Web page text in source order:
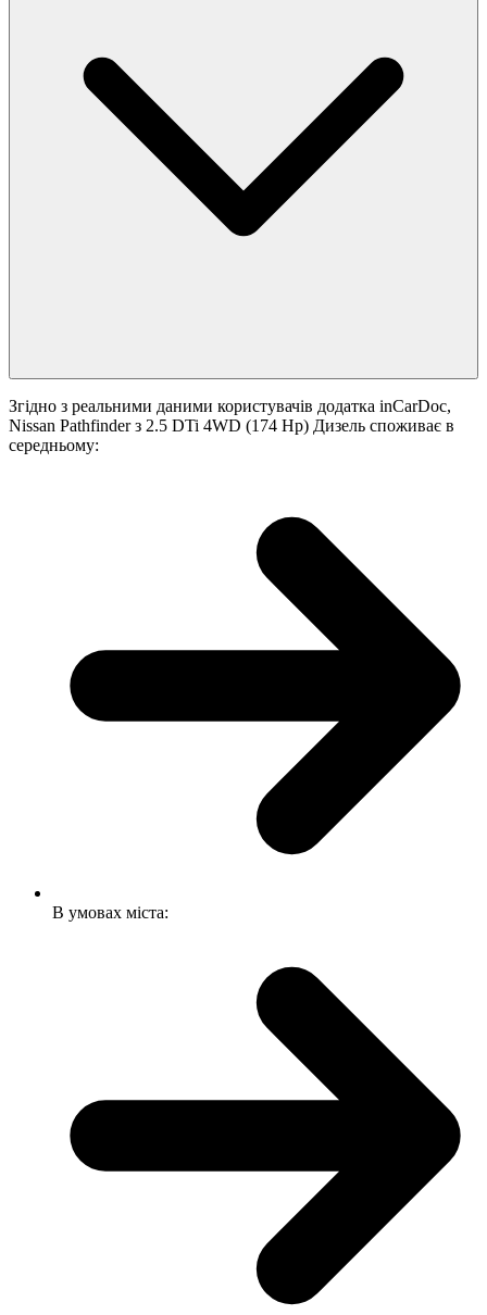
Згідно з реальними даними користувачів додатка inCarDoc,
Nissan Pathfinder з 2.5 DTi 4WD (174 Hp) Дизель споживає в
середньому:
В умовах міста: